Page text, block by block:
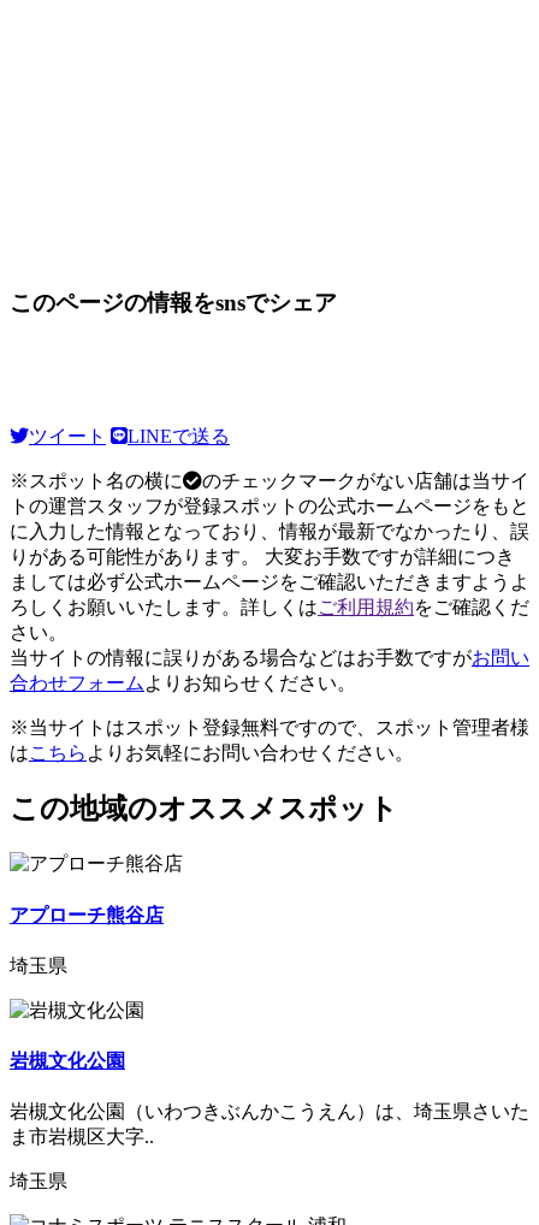
このページの情報をsnsでシェア
ツイート LINEで送る
※スポット名の横に
のチェックマークがない店舗は当サイ
トの運営スタッフが登録スポットの公式ホームページをもと
に入力した情報となっており、情報が最新でなかったり、誤
りがある可能性があります。 大変お手数ですが詳細につき
ましては必ず公式ホームページをご確認いただきますようよ
ろしくお願いいたします。詳しくはご利用規約をご確認くだ
さい。
当サイトの情報に誤りがある場合などはお手数ですがお問い
合わせフォーム よりお知らせください。
※当サイトはスポット登録無料ですので、スポット管理者様
はこちら よりお気軽にお問い合わせください。
この地域のオススメスポット
アプローチ熊谷店
埼玉県
岩槻文化公園
岩槻文化公園（いわつきぶんかこうえん）は、埼玉県さいた
ま市岩槻区大字..
埼玉県